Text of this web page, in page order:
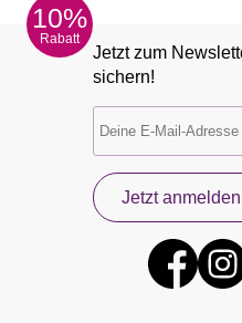
10%
Rabatt
Jetzt zum
sichern!
Jetzt anmelden